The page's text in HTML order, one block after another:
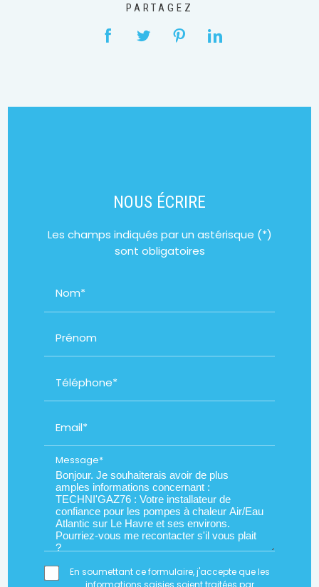
PARTAGEZ
NOUS ÉCRIRE
Les champs indiqués par un astérisque (*)
sont obligatoires
Nom*
Prénom
Téléphone*
Email*
Message*
En soumettant ce formulaire, j'accepte que les
informations saisies soient traitées par